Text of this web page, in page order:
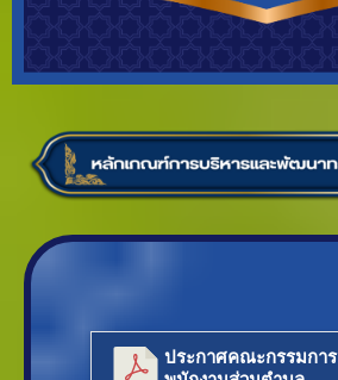
ประกาศคณะกรรมการ